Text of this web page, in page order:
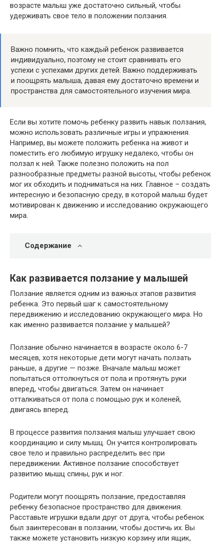
возрасте малыш уже достаточно сильный, чтобы
удерживать свое тело в положении ползания.
Важно помнить, что каждый ребенок развивается
индивидуально, поэтому не стоит сравнивать его
успехи с успехами других детей. Важно поддерживать
и поощрять малыша, давая ему достаточно времени и
пространства для самостоятельного изучения мира.
Если вы хотите помочь ребенку развить навык ползания,
можно использовать различные игры и упражнения.
Например, вы можете положить ребенка на живот и
поместить его любимую игрушку недалеко, чтобы он
ползал к ней. Также полезно положить на пол
разнообразные предметы разной высоты, чтобы ребенок
мог их обходить и подниматься на них. Главное – создать
интересную и безопасную среду, в которой малыш будет
мотивирован к движению и исследованию окружающего
мира.
Содержание
Как развивается ползание у малышей
Ползание является одним из важных этапов развития
ребенка. Это первый шаг к самостоятельному
передвижению и исследованию окружающего мира. Но
как именно развивается ползание у малышей?
Ползание обычно начинается в возрасте около 6-7
месяцев, хотя некоторые дети могут начать ползать
раньше, а другие — позже. Вначале малыш может
попытаться оттолкнуться от пола и протянуть руки
вперед, чтобы двигаться. Затем он начинает
отталкиваться от пола с помощью рук и коленей,
двигаясь вперед.
В процессе развития ползания малыш улучшает свою
координацию и силу мышц. Он учится контролировать
свое тело и правильно распределить вес при
передвижении. Активное ползание способствует
развитию мышц спины, рук и ног.
Родители могут поощрять ползание, предоставляя
ребенку безопасное пространство для движения.
Расставьте игрушки вдали друг от друга, чтобы ребенок
был заинтересован в ползании, чтобы достичь их. Вы
также можете установить низкую корзину или ящик,